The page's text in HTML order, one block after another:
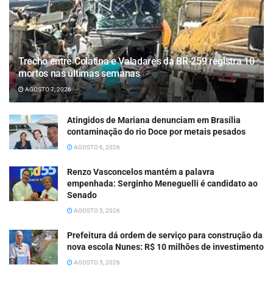
Trecho entre Colatina e Valadares da BR-259 registra 10
mortos nas últimas semanas
AGOSTO 7, 2026
Atingidos de Mariana denunciam em Brasília
contaminação do rio Doce por metais pesados
AGOSTO 6, 2026
Renzo Vasconcelos mantém a palavra
empenhada: Serginho Meneguelli é candidato ao
Senado
AGOSTO 5, 2026
Prefeitura dá ordem de serviço para construção da
nova escola Nunes: R$ 10 milhões de investimento
AGOSTO 5, 2026